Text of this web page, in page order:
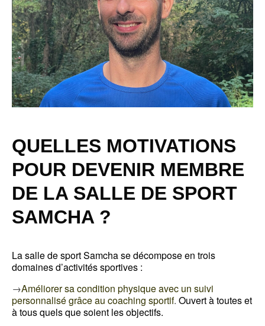
QUELLES MOTIVATIONS
POUR DEVENIR MEMBRE
DE LA SALLE DE SPORT
SAMCHA ?
La salle de sport Samcha se décompose en trois
domaines d’activités sportives :
→Améliorer sa condition physique avec un suivi
personnalisé grâce au coaching sportif. Ouvert à toutes et
à tous quels que soient les objectifs.